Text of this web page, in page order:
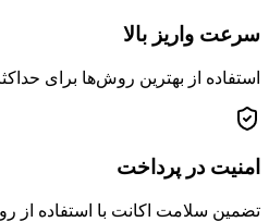
بالا
از بهترین روش‌ها برای حداکثر سرعت
پرداخت
اکانت با استفاده از روش‌های